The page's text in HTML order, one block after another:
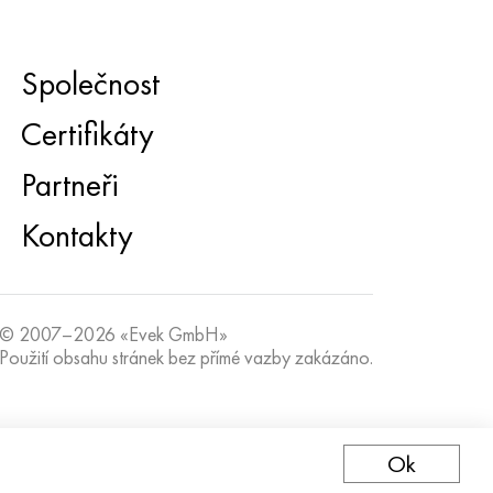
Společnost
Certifikáty
Partneři
Kontakty
© 2007–2026 «Evek GmbH»
Použití obsahu stránek bez přímé vazby zakázáno.
Ok